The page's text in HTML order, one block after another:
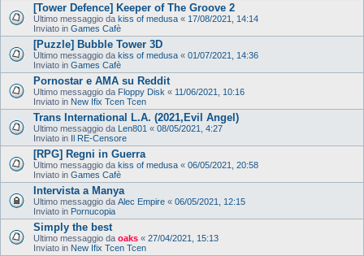
[Tower Defence] Keeper of The Groove 2
Ultimo messaggio da kiss of medusa « 17/08/2021, 14:14
Inviato in Games Cafè
[Puzzle] Bubble Tower 3D
Ultimo messaggio da kiss of medusa « 01/07/2021, 14:36
Inviato in Games Cafè
Pornostar e AMA su Reddit
Ultimo messaggio da Floppy Disk « 11/06/2021, 10:16
Inviato in New Ifix Tcen Tcen
Trans International L.A. (2021,Evil Angel)
Ultimo messaggio da Len801 « 08/05/2021, 4:27
Inviato in Il RE-Censore
[RPG] Regni in Guerra
Ultimo messaggio da kiss of medusa « 06/05/2021, 20:58
Inviato in Games Cafè
Intervista a Manya
Ultimo messaggio da Alec Empire « 06/05/2021, 12:15
Inviato in Pornucopia
Simply the best
Ultimo messaggio da oaks « 27/04/2021, 15:13
Inviato in New Ifix Tcen Tcen